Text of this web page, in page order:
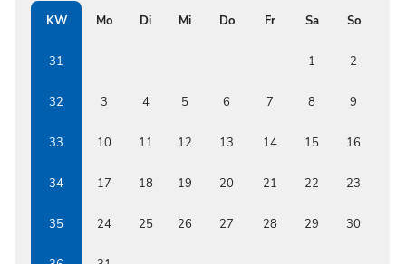
KW Mo Di Mi Do Fr Sa So
31 1 2
32 3 4 5 6 7 8 9
33 10 11 12 13 14 15 16
34 17 18 19 20 21 22 23
35 24 25 26 27 28 29 30
FORMS
ISSF
AND